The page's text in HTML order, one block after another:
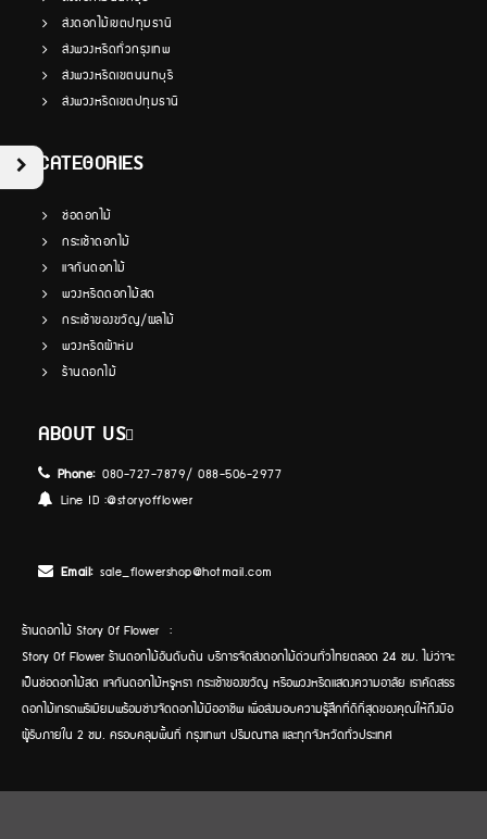
ส่งดอกไม้เขตปทุมธานี
ส่งพวงหรีดทั่วกรุงเทพ
ส่งพวงหรีดเขตนนทบุรี
ส่งพวงหรีดเขตปทุมธานี
CATEGORIES
ช่อดอกไม้
กระเช้าดอกไม้
แจกันดอกไม้
พวงหรีดดอกไม้สด
กระเช้าของขวัญ/ผลไม้
พวงหรีดผ้าห่ม
ร้านดอกไม้
ABOUT US
Phone:080-727-7879/ 088-506-2977
Line ID :@storyofflower
Email: sale_flowershop@hotmail.com
ร้านดอกไม้ Story Of Flower :
Story Of Flower ร้านดอกไม้อันดับต้น บริการจัดส่งดอกไม้ด่วนทั่วไทยตลอด 24 ชม. ไม่ว่าจะ
เป็นช่อดอกไม้สด แจกันดอกไม้หรูหรา กระเช้าของขวัญ หรือพวงหรีดแสดงความอาลัย เราคัดสรร
ดอกไม้เกรดพรีเมียมพร้อมช่างจัดดอกไม้มืออาชีพ เพื่อส่งมอบความรู้สึกที่ดีที่สุดของคุณให้ถึงมือ
ผู้รับภายใน 2 ชม. ครอบคลุมพื้นที่ กรุงเทพฯ ปริมณฑล และทุกจังหวัดทั่วประเทศ